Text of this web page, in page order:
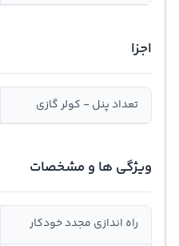
اجزا
تعداد پنل - کولر گازی
ویژگی ها و مشخصات
راه اندازی مجدد خودکار